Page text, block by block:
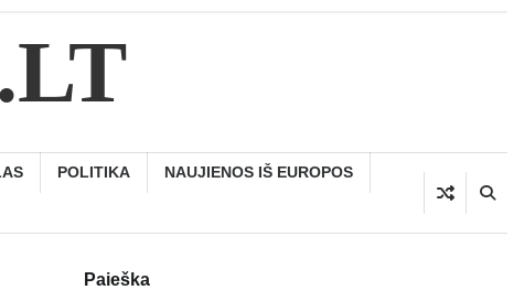
POLITIKA NAUJIENOS IŠ EUROPOS
Paieška